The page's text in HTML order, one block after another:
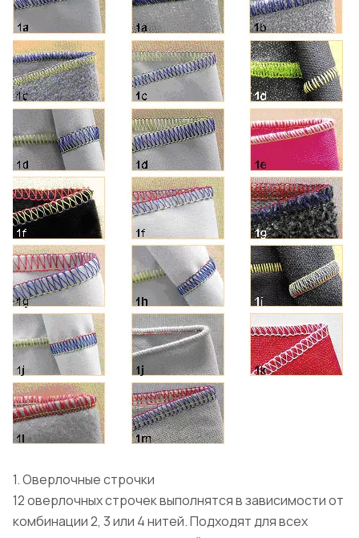
1. Оверлочные строчки
12 оверлочных строчек выполнятся в зависимости от
комбинации 2, 3 или 4 нитей. Подходят для всех